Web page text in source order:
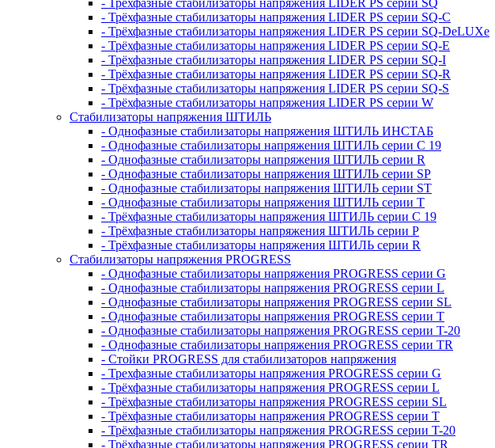
- Трёхфазные стабилизаторы напряжения LIDER PS серии SQ
- Трёхфазные стабилизаторы напряжения LIDER PS серии SQ-C
- Трёхфазные стабилизаторы напряжения LIDER PS серии SQ-DeLUXe
- Трёхфазные стабилизаторы напряжения LIDER PS серии SQ-E
- Трёхфазные стабилизаторы напряжения LIDER PS серии SQ-I
- Трёхфазные стабилизаторы напряжения LIDER PS серии SQ-R
- Трёхфазные стабилизаторы напряжения LIDER PS серии SQ-S
- Трёхфазные стабилизаторы напряжения LIDER PS серии W
Стабилизаторы напряжения ШТИЛЬ
- Однофазные стабилизаторы напряжения ШТИЛЬ ИНСТАБ
- Однофазные стабилизаторы напряжения ШТИЛЬ серии C 19
- Однофазные стабилизаторы напряжения ШТИЛЬ серии R
- Однофазные стабилизаторы напряжения ШТИЛЬ серии SP
- Однофазные стабилизаторы напряжения ШТИЛЬ серии ST
- Однофазные стабилизаторы напряжения ШТИЛЬ серии T
- Трёхфазные стабилизаторы напряжения ШТИЛЬ серии C 19
- Трёхфазные стабилизаторы напряжения ШТИЛЬ серии P
- Трёхфазные стабилизаторы напряжения ШТИЛЬ серии R
Стабилизаторы напряжения PROGRESS
- Однофазные стабилизаторы напряжения PROGRESS серии G
- Однофазные стабилизаторы напряжения PROGRESS серии L
- Однофазные стабилизаторы напряжения PROGRESS серии SL
- Однофазные стабилизаторы напряжения PROGRESS серии T
- Однофазные стабилизаторы напряжения PROGRESS серии T-20
- Однофазные стабилизаторы напряжения PROGRESS серии TR
- Стойки PROGRESS для стабилизаторов напряжения
- Трехфазные стабилизаторы напряжения PROGRESS серии G
- Трёхфазные стабилизаторы напряжения PROGRESS серии L
- Трёхфазные стабилизаторы напряжения PROGRESS серии SL
- Трёхфазные стабилизаторы напряжения PROGRESS серии T
- Трёхфазные стабилизаторы напряжения PROGRESS серии T-20
- Трёхфазные стабилизаторы напряжения PROGRESS серии TR